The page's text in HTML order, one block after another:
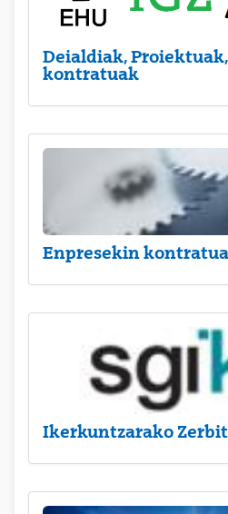
Deialdiak,
kontratuak
Enpresekin
Ikerkuntzarako